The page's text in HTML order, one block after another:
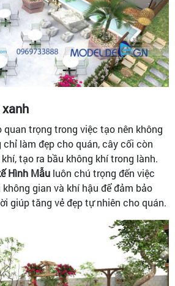
quan trọng trong việc tạo nên không
chỉ làm đẹp cho quán, cây cối còn
tạo ra bầu không khí trong lành.
Hình Mẫu luôn chú trọng đến việc
gian và khí hậu để đảm bảo
giúp tăng vẻ đẹp tự nhiên cho quán.